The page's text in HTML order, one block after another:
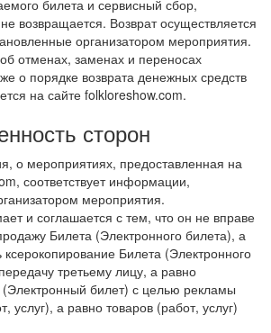
билета и сервисный сбор,
возвращается. Возврат осуществляется
организатором мероприятия.
отменах, заменах и переносах
о порядке возврата денежных средств
на сайте folkloreshow.com.
сторон
о мероприятиях, предоставленная на
соответствует информации,
мероприятия.
и соглашается с тем, что он не вправе
Билета (Электронного билета), а
ксерокопирование Билета (Электронного
третьему лицу, а равно
(Электронный билет) с целью рекламы
услуг), а равно товаров (работ, услуг)